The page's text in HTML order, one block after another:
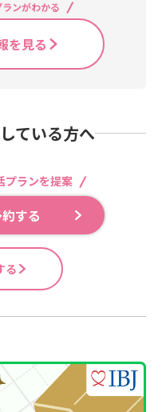
ンがわかる
を見る
ている方へ
プランを提案
する
る